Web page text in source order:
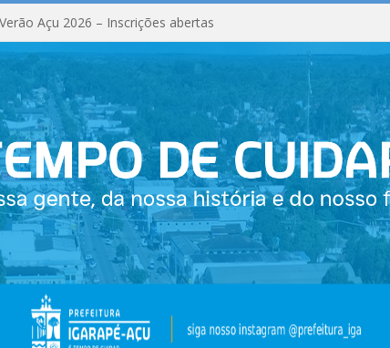
Açu 2026 – Inscrições abertas